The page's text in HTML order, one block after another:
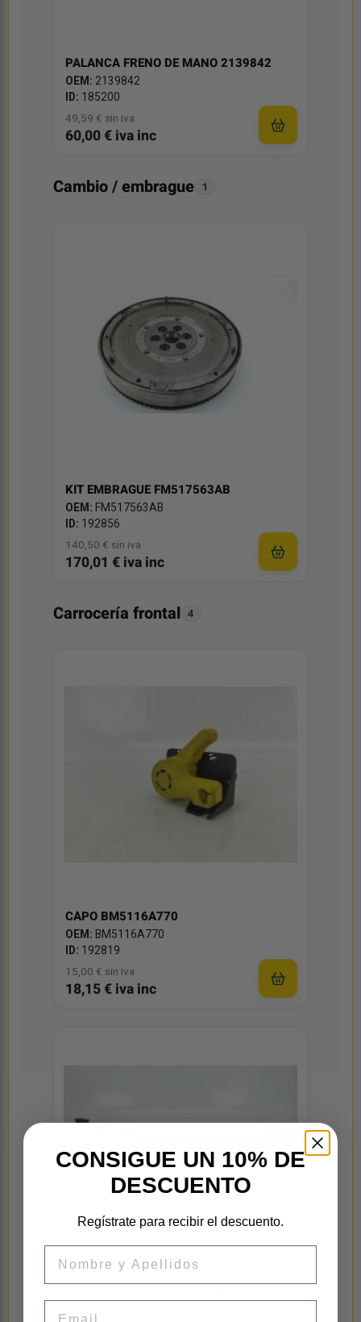
PALANCA FRENO DE MANO 2139842
OEM: 2139842
ID: 185200
49,59 € sin iva
60,00 € iva inc
Cambio / embrague 1
KIT EMBRAGUE FM517563AB
OEM: FM517563AB
ID: 192856
140,50 € sin iva
170,01 € iva inc
Carrocería frontal 4
CAPO BM5116A770
OEM: BM5116A770
ID: 192819
15,00 € sin iva
18,15 € iva inc
BRAZO LIMPIA DELANTERO DERECHO
1868603
CONSIGUE UN 10% DE
DESCUENTO
Regístrate para recibir el descuento.